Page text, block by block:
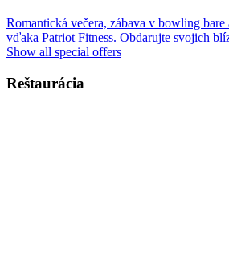
Romantická večera, zábava v bowling bare
vďaka Patriot Fitness. Obdarujte svojich
Show all special offers
Reštaurácia